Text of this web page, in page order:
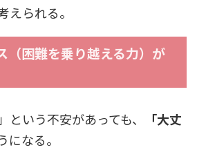
えられる。
（困難を乗り越える力）が
という不安があっても、
「大丈
になる。